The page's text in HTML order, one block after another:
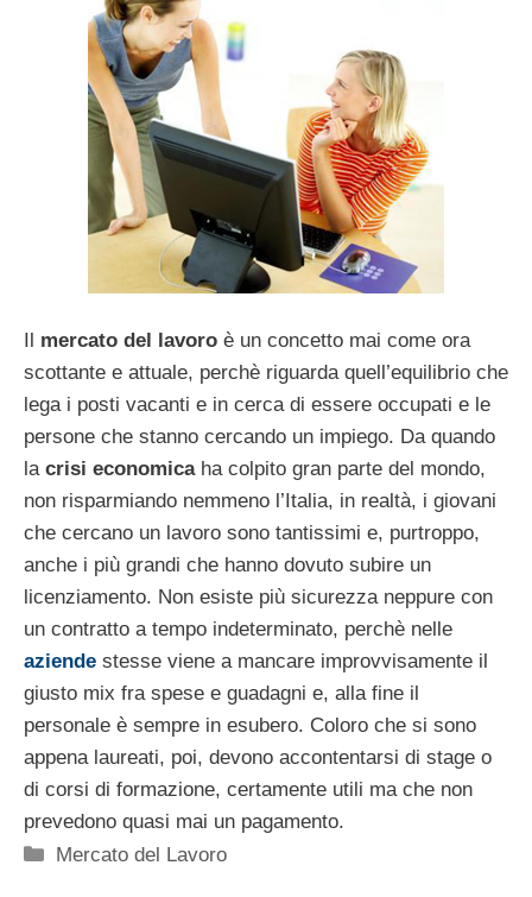
Il mercato del lavoro è un concetto mai come ora
scottante e attuale, perchè riguarda quell’equilibrio che
lega i posti vacanti e in cerca di essere occupati e le
persone che stanno cercando un impiego. Da quando
la crisi economicaha colpito gran parte del mondo,
non risparmiando nemmeno l’Italia, in realtà, i giovani
che cercano un lavoro sono tantissimi e, purtroppo,
anche i più grandi che hanno dovuto subire un
licenziamento. Non esiste più sicurezza neppure con
un contratto a tempo indeterminato, perchè nelle
aziende stesse viene a mancare improvvisamente il
giusto mix fra spese e guadagni e, alla fine il
personale è sempre in esubero. Coloro che si sono
appena laureati, poi, devono accontentarsi di stage o
di corsi di formazione, certamente utili ma che non
prevedono quasi mai un pagamento.
Categorie
Mercato del Lavoro